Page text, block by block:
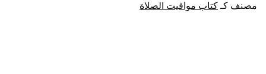
مصنف كـكتاب مواقيت الصلاة